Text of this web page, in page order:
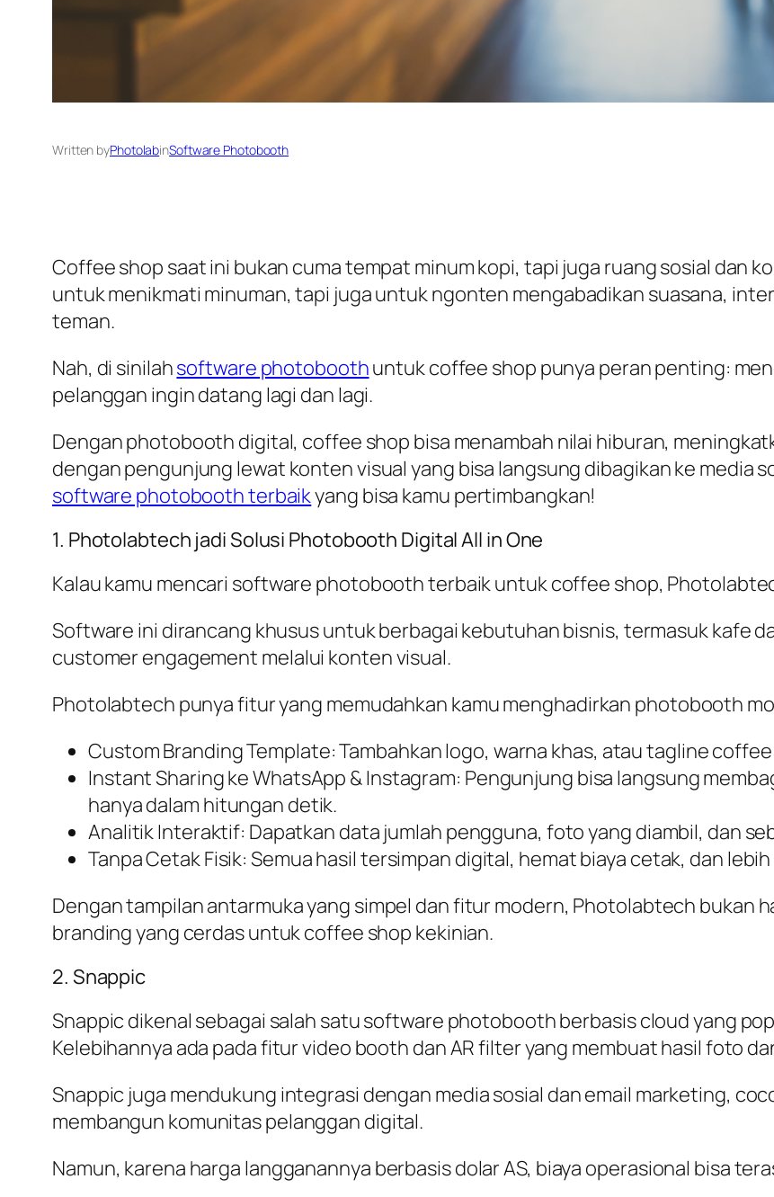
Written byPhotolabinSoftware Photobooth
Coffee shop saat ini bukan cuma tempat minum kopi, tapi juga ruang sosial dan
untuk menikmati minuman, tapi juga untukngonten mengabadikan suasana,
teman.
Nah, di sinilahsoftware photoboothuntuk coffee shop punya peran penting:
pelanggan ingin datang lagi dan lagi.
Dengan photobooth digital, coffee shop bisa menambah nilai hiburan,
dengan pengunjung lewat konten visual yang bisa langsung dibagikan ke media
software photobooth terbaikyang bisa kamu pertimbangkan!
1. Photolabtech jadi Solusi Photobooth DigitalAll in One
Kalau kamu mencari software photobooth terbaik untuk coffee shop,
Software ini dirancang khusus untuk berbagai kebutuhan bisnis, termasuk kafe
customer engagement melalui konten visual.
Photolabtech punya fitur yang memudahkan kamu menghadirkan photobooth
Custom Branding Template: Tambahkan logo, warna khas, atau tagline
Instant Sharing ke WhatsApp & Instagram: Pengunjung bisa langsung
hanya dalam hitungan detik.
Analitik Interaktif: Dapatkan data jumlah pengguna, foto yang diambil, dan
Tanpa Cetak Fisik: Semua hasil tersimpan digital, hemat biaya cetak, dan
Dengan tampilan antarmuka yang simpel dan fitur modern, Photolabtech bukan
branding yang cerdas untuk coffee shop kekinian.
2. Snappic
Snappic dikenal sebagai salah satu software photobooth berbasis cloud yang
Kelebihannya ada pada fitur video booth dan AR filter yang membuat hasil foto
Snappic juga mendukung integrasi dengan media sosial dan email marketing,
membangun komunitas pelanggan digital.
Namun, karena harga langganannya berbasis dolar AS, biaya operasional bisa